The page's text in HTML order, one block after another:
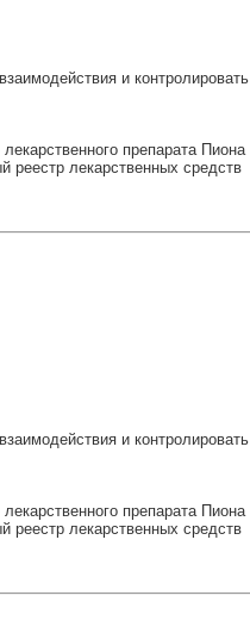
и контролировать
препарата Пиона
реестр лекарственных средств
и контролировать
препарата Пиона
реестр лекарственных средств